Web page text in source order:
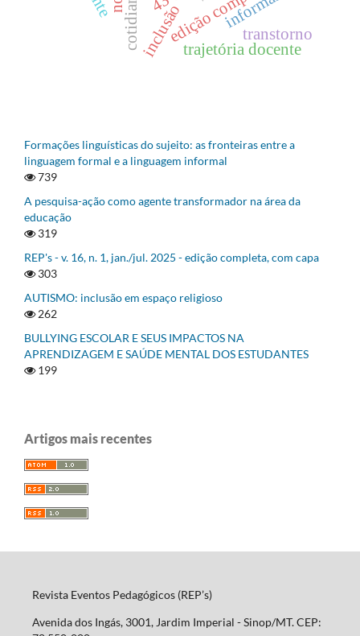
trajetória docente
inclusão transtorno
Formações linguísticas do sujeito: as fronteiras entre a
linguagem formal e a linguagem informal
739
A pesquisa-ação como agente transformador na área da
educação
319
REP's - v. 16, n. 1, jan./jul. 2025 - edição completa, com capa
303
AUTISMO: inclusão em espaço religioso
262
BULLYING ESCOLAR E SEUS IMPACTOS NA
APRENDIZAGEM E SAÚDE MENTAL DOS ESTUDANTES
199
Artigos mais recentes
Revista Eventos Pedagógicos (REP’s)
Avenida dos Ingás, 3001, Jardim Imperial - Sinop/MT. CEP: